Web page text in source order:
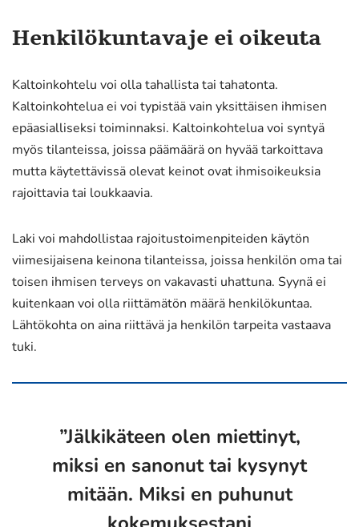
Henkilökuntavaje ei oikeuta
Kaltoinkohtelu voi olla tahallista tai tahatonta.
Kaltoinkohtelua ei voi typistää vain yksittäisen ihmisen
epäasialliseksi toiminnaksi. Kaltoinkohtelua voi syntyä
myös tilanteissa, joissa päämäärä on hyvää tarkoittava
mutta käytettävissä olevat keinot ovat ihmisoikeuksia
rajoittavia tai loukkaavia.
Laki voi mahdollistaa rajoitustoimenpiteiden käytön
viimesijaisena keinona tilanteissa, joissa henkilön oma tai
toisen ihmisen terveys on vakavasti uhattuna. Syynä ei
kuitenkaan voi olla riittämätön määrä henkilökuntaa.
Lähtökohta on aina riittävä ja henkilön tarpeita vastaava
tuki.
”Jälkikäteen olen miettinyt,
miksi en sanonut tai kysynyt
mitään. Miksi en puhunut